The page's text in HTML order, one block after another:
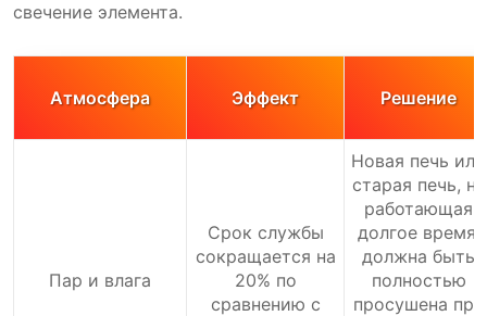
свечение элемента.
Атмосфера Эффект Решение
Пар и влага
Срок службы
сокращается на
20% по
сравнению с
Новая печь или
старая печь, не
работающая
долгое время,
должна быть
полностью
просушена при